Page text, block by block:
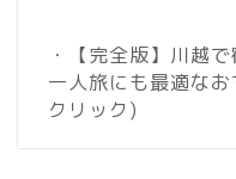
・【完全版】川越
一人旅にも最適な
クリック)